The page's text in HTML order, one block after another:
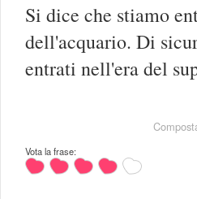
Si dice che stiamo
dell'acquario. Di
entrati nell'era del
Vota la frase: